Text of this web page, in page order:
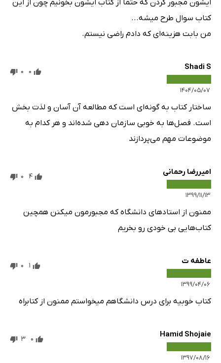
ایشون مجبور کردن که حتما از کتاب ایشون بخونیم چون از این
کتاب سوال طرح میشه...
من بابت هزینه‌ای که دادم راضی نیستم.
Shadi S
۱۴۰۴/۰۵/۰۷
0
0
ساختار کتاب به گونه‌ای است که مطالعه آن آسان و لذت بخش
است. فصل‌ها به خوبی سازمان دهی شده‌اند و هر کدام به
موضوعات مهم می‌پردازند
امیررضا رحمانی
۱۳۹۹/۱۱/۱۳
4
0
ممنون از استاد‌های دانشگاه که مجبورمون میکنن همچین
کتاب‌هایی بی خودی رو بخریم
عاطفه ت
۱۳۹۹/۰۴/۰۶
1
0
کتاب خوبیه برای درس دانشگاهم میخواستم ممنون از کتابراه
Hamid Shojaie
۱۳۹۷/۰۸/۱۶
0
3